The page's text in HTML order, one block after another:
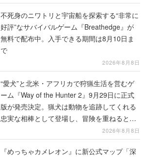
不死身のニワトリと宇宙船を探索する“非常に
好評”なサバイバルゲーム『Breathedge』が
無料で配布中。入手できる期間は8月10日ま
で
2026年8月8日
“愛犬”と北米・アフリカで狩猟生活を営むゲ
ーム『Way of the Hunter 2』9月29日に正式
版が発売決定。猟犬は動物を追跡してくれる
忠実な相棒として登場し、冒険を重ねると成
2026年8月8日
『めっちゃカメレオン』に新公式マップ「深